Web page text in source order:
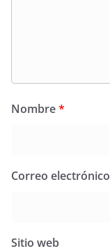
Nombre*
Correo electrónico
Sitio web